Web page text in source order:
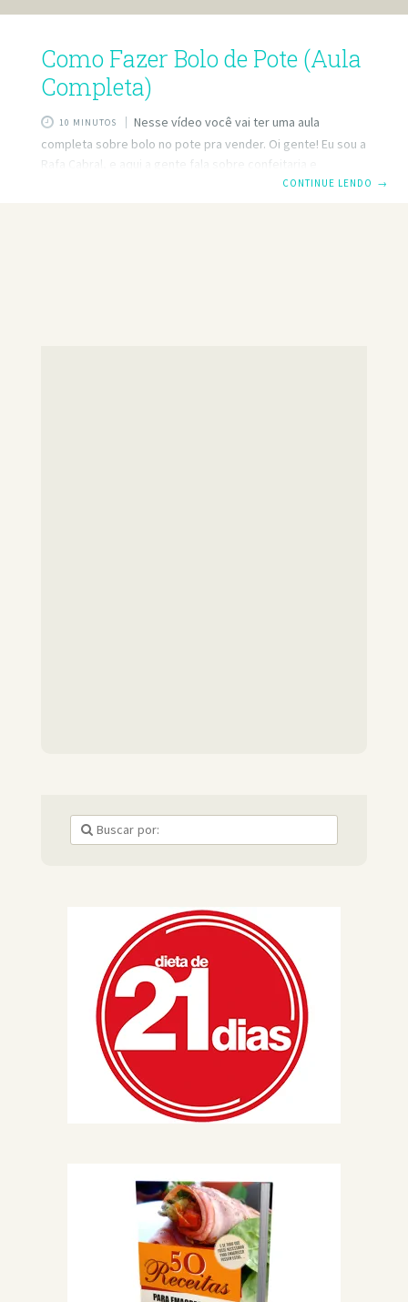
Como Fazer Bolo de Pote (Aula
Completa)
10 MINUTOS
Nesse vídeo você vai ter uma aula
completa sobre bolo no pote pra vender. Oi gente! Eu sou a
Rafa Cabral, e aqui a gente fala sobre confeitaria e
empreendedorismo, e eu te ajudo a crescer o seu negócio
CONTINUE LENDO →